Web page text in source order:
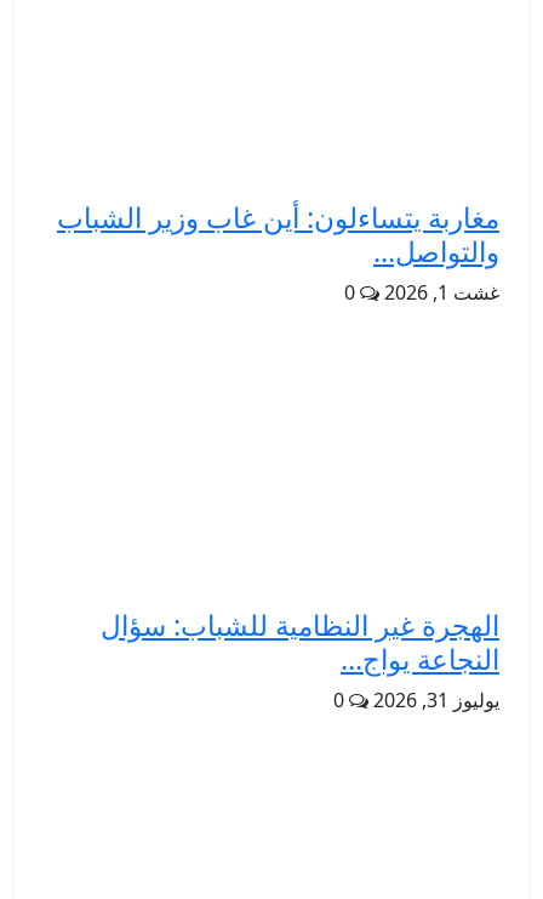
مغاربة يتساءلون: أين غاب وزير الشباب
والتواصل...
غشت 1, 2026 0
الهجرة غير النظامية للشباب: سؤال
النجاعة يواج...
يوليوز 31, 2026 0